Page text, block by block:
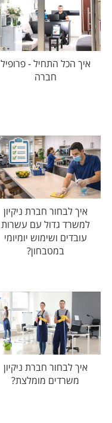
איך הכל התחיל - פרופיל
חברה
איך לבחור חברת ניקיון
למשרד גדול עם עשרות
עובדים ושימוש יומיומי
במטבחון?
איך לבחור חברת ניקיון
משרדים מומלצת?